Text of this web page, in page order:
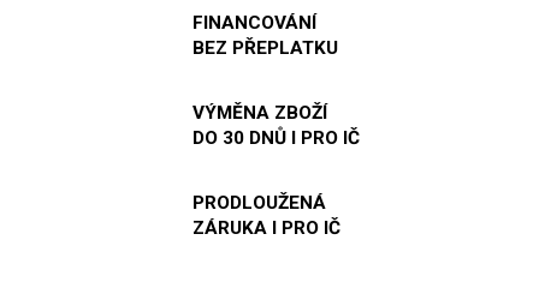
FINANCOVÁNÍ
BEZ PŘEPLATKU
VÝMĚNA ZBOŽÍ
DO 30 DNŮ I PRO IČ
PRODLOUŽENÁ
ZÁRUKA I PRO IČ